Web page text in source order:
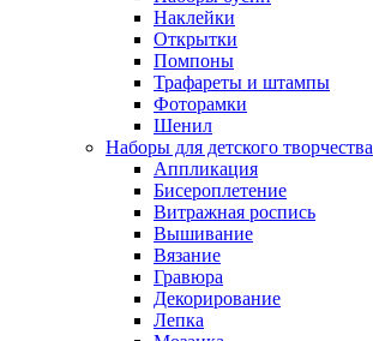
Наклейки
Открытки
Помпоны
Трафареты и штампы
Фоторамки
Шенил
Наборы для детского творчества
Аппликация
Бисероплетение
Витражная роспись
Вышивание
Вязание
Гравюра
Декорирование
Лепка